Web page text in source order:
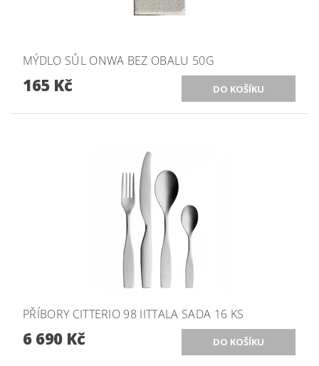
MÝDLO SŮL ONWA BEZ OBALU 50G
165 Kč
PŘÍBORY CITTERIO 98 IITTALA SADA 16 KS
6 690 Kč